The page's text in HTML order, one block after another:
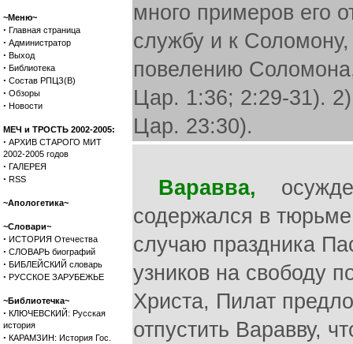
~Меню~
· Главная страница
· Администратор
· Выход
· Библиотека
· Состав РПЦЗ(В)
· Обзоры
· Новости
МЕЧ и ТРОСТЬ 2002-2005:
· АРХИВ СТАРОГО МИТ
2002-2005 годов
· ГАЛЕРЕЯ
· RSS
~Апологетика~
~Словари~
· ИСТОРИЯ Отечества
· СЛОВАРЬ биографий
· БИБЛЕЙСКИЙ словарь
· РУССКОЕ ЗАРУБЕЖЬЕ
~Библиотечка~
· КЛЮЧЕВСКИЙ: Русская
история
· КАРАМЗИН: История Гос.
много примеров его
службу и к Соломону,
повелению
Цар. 1:36; 2:29-31).
Цар. 23:30).
Варавва,
содержался в
случаю праздника
узников на свободу
Христа, Пилат
отпустить Варавву,